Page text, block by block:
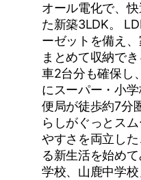
オール電化で、
た新築3LDK。
ーゼットを備え
まとめて収納で
車2台分も確保し
にスーパー・小
便局が徒歩約7分
らしがぐっとス
やすさを両立し
る新生活を始め
学校、山鹿中学